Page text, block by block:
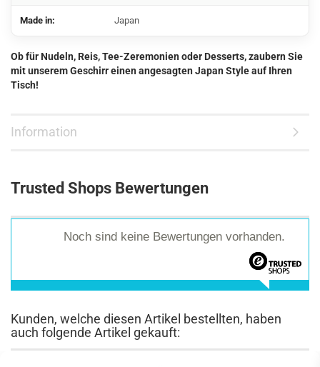
Made in: Japan
Ob für Nudeln, Reis, Tee-Zeremonien oder Desserts, zaubern Sie
mit unserem Geschirr einen angesagten Japan Style auf Ihren
Tisch!
Information
Trusted Shops Bewertungen
Noch sind keine Bewertungen vorhanden.
Kunden, welche diesen Artikel bestellten, haben
auch folgende Artikel gekauft: